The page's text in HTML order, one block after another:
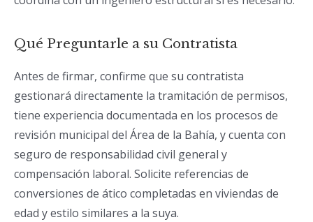
Qué Preguntarle a su Contratista
Antes de firmar, confirme que su contratista
gestionará directamente la tramitación de permisos,
tiene experiencia documentada en los procesos de
revisión municipal del Área de la Bahía, y cuenta con
seguro de responsabilidad civil general y
compensación laboral. Solicite referencias de
conversiones de ático completadas en viviendas de
edad y estilo similares a la suya.